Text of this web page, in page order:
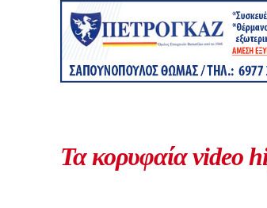
Τα κορυφαία video